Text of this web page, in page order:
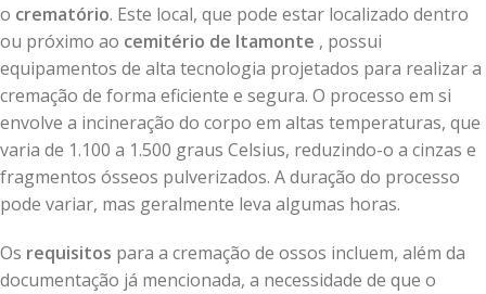
o crematório. Este local, que pode estar localizado dentro
ou próximo ao cemitério de Itamonte , possui
equipamentos de alta tecnologia projetados para realizar a
cremação de forma eficiente e segura. O processo em si
envolve a incineração do corpo em altas temperaturas, que
varia de 1.100 a 1.500 graus Celsius, reduzindo-o a cinzas e
fragmentos ósseos pulverizados. A duração do processo
pode variar, mas geralmente leva algumas horas.
Os requisitos para a cremação de ossos incluem, além da
documentação já mencionada, a necessidade de que o